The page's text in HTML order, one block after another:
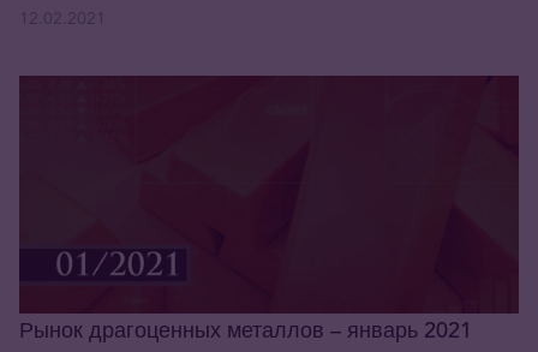
Рынок драгоценных металлов – январь 2021